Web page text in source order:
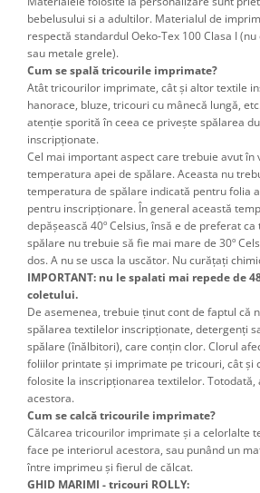
bebelusului si a adultilor. Materialul de
respectă standardul Oeko-Tex 100 Clasa I
sau metale grele).
Cum se spală tricourile imprimate?
Atât tricourilor imprimate, cât şi altor textile
hanorace, bluze, tricouri cu mânecă lungă,
atenţie sporită în ceea ce priveşte spălarea
inscripţionate.
Cel mai important aspect care trebuie avut în
temperatura apei de spălare. Aceasta nu
temperatura de spălare indicată pentru folia
pentru inscripţionare. În general această
depăşească 40º Celsius, însă e de preferat
spălare nu trebuie să fie mai mare de 30º
dos. A nu se usca la uscător. Nu curățați
IMPORTANT: nu le spalati mai repede de
coletului.
De asemenea, trebuie ţinut cont de faptul că
spălarea textilelor inscripţionate, detergenţi
spălare (înălbitori), care conţin clor. Clorul
foliilor printate şi imprimate pe tricouri, cât şi
folosite la inscripţionarea textilelor. Totodată,
acestora.
Cum se calcă tricourile imprimate?
Călcarea tricourilor imprimate şi a celorlalte
face pe interiorul acestora, sau punând un
între imprimeu şi fierul de călcat.
GHID MARIMI - tricouri ROLLY: